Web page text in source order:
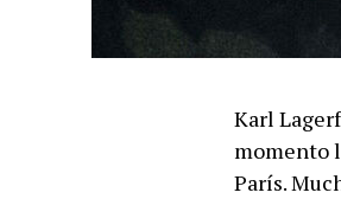
Karl
momento
París.